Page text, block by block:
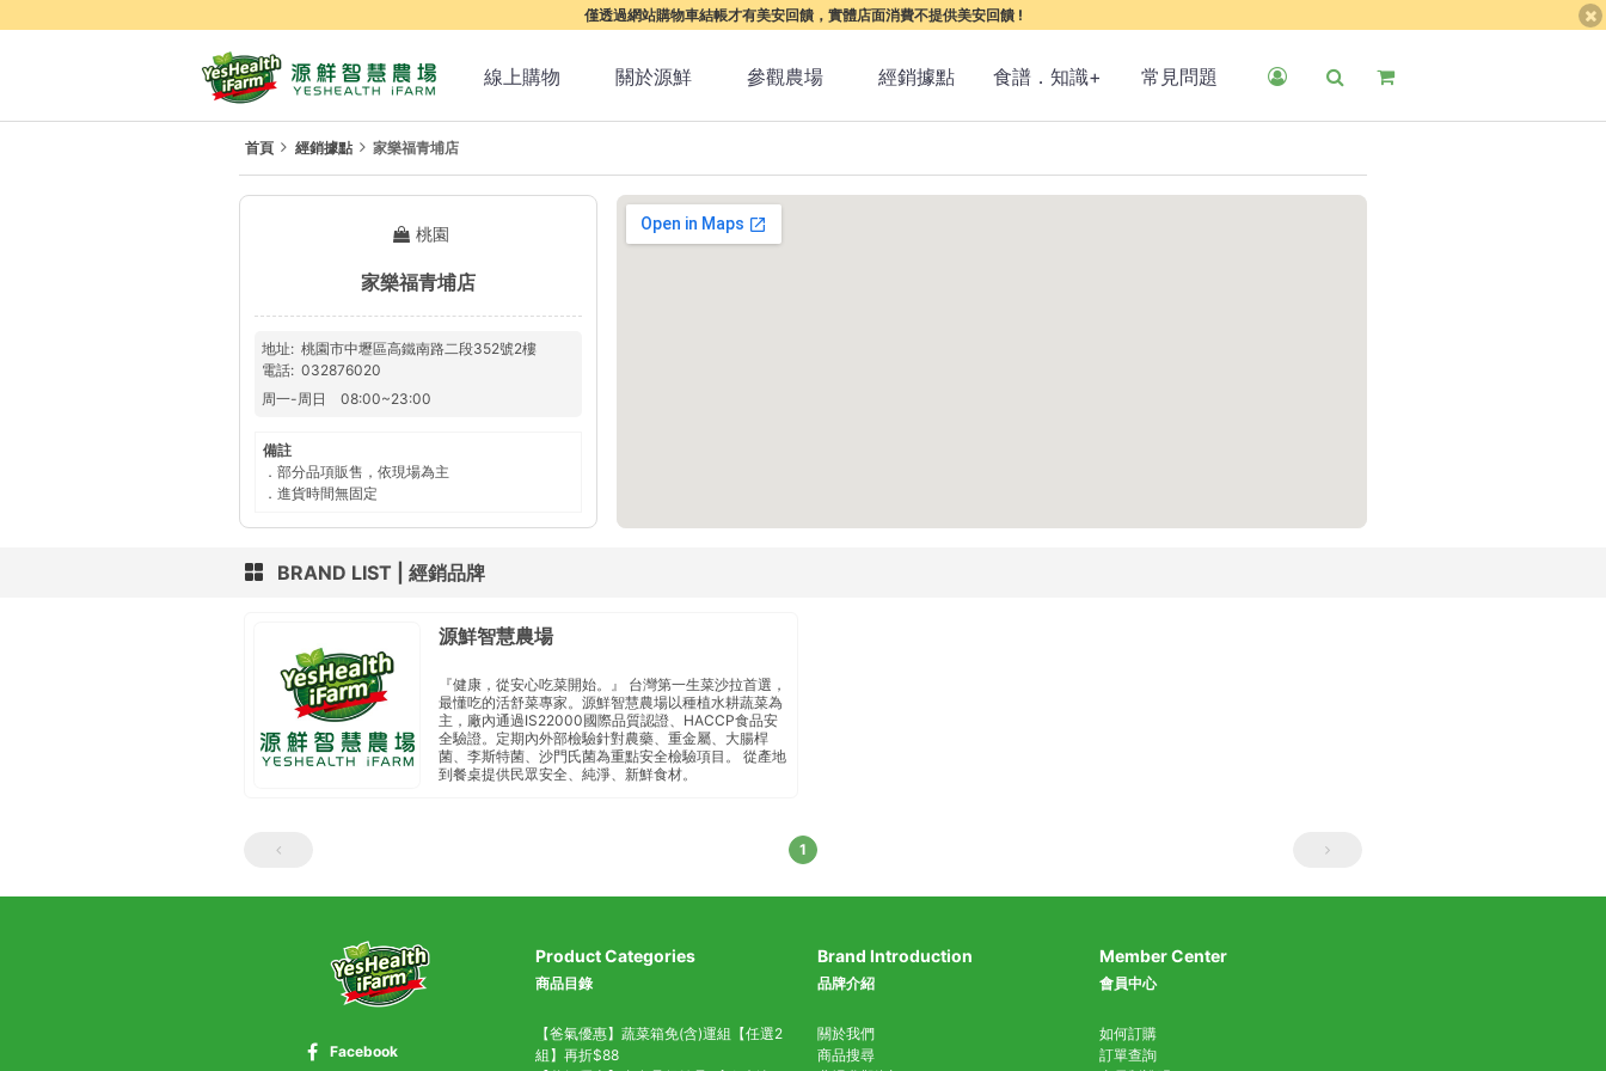
僅透過網站購物車結帳才有美安回饋，實體店面消費不提供美安回饋 !
線上購物 關於源鮮 參觀農場 經銷據點 食譜．知識+ 常見問題
首頁 經銷據點 家樂福青埔店
桃園
家樂福青埔店
地址
桃園市中壢區高鐵南路二段352號2樓
電話 032876020
周一-周日 08:00~23:00
備註
．部分品項販售，依現場為主
．進貨時間無固定
BRAND LIST 經銷品牌
源鮮智慧農場
『健康，從安心吃菜開始。』 台灣第一生菜沙拉首選，
最懂吃的活舒菜專家。源鮮智慧農場以種植水耕蔬菜為
主， 廠內通過IS22000國際品質認證、HACCP食品安
全驗證。定期內外部檢驗 針對農藥、重金屬、大腸桿
菌、李斯特菌、沙門氏菌 為重點安全檢驗項目 。 從產地
到餐桌 提供民眾安全、純淨、新鮮食材。
1
Facebook
Product Categories
商品目錄
【爸氣優惠】蔬菜箱免(含)運組【任選2
組】再折$88
Brand Introduction
品牌介紹
關於我們
商品搜尋
Member Center
會員中心
如何訂購
訂單查詢